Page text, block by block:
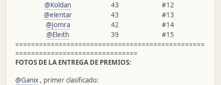
@Koldan
43
#12
@elentar
43
#13
@Jomra
42
#14
@Eleith
39
#15
================================================
===============================
FOTOS DE LA ENTREGA DE PREMIOS:
@Ganix , primer clasificado: